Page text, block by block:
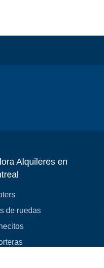
Alquileres en
de ruedas